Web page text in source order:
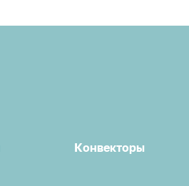
Конвекторы